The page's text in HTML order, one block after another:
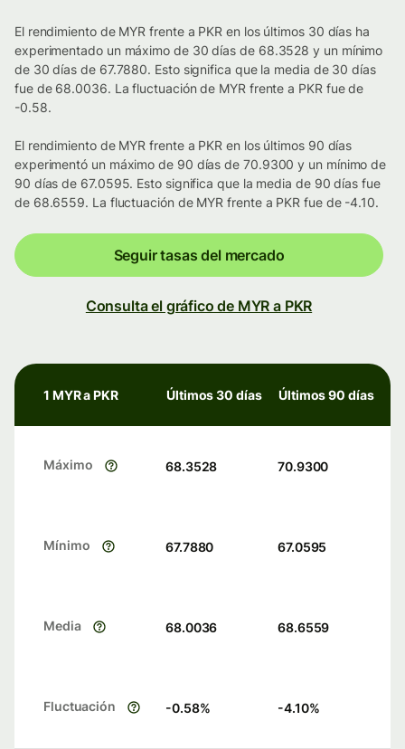
El rendimiento de MYR frente a PKR en los últimos 30 días ha
experimentado un máximo de 30 días de 68.3528 y un mínimo
de 30 días de 67.7880. Esto significa que la media de 30 días
fue de 68.0036. La fluctuación de MYR frente a PKR fue de
-0.58.
El rendimiento de MYR frente a PKR en los últimos 90 días
experimentó un máximo de 90 días de 70.9300 y un mínimo de
90 días de 67.0595. Esto significa que la media de 90 días fue
de 68.6559. La fluctuación de MYR frente a PKR fue de -4.10.
Seguir tasas del mercado
Consulta el gráfico de MYR a PKR
1 MYR a PKR Últimos 30 días Últimos 90 días
Máximo 68.3528 70.9300
Mínimo 67.7880 67.0595
Media 68.0036 68.6559
Fluctuación -0.58% -4.10%